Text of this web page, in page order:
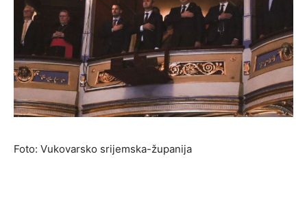
Foto: Vukovarsko srijemska-županija